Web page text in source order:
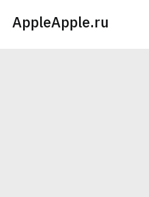
AppleApple.ru